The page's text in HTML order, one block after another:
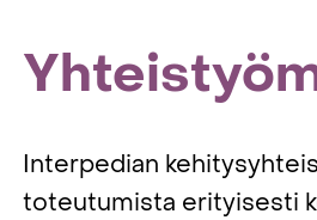
Interpedian
toteutumista erityisesti